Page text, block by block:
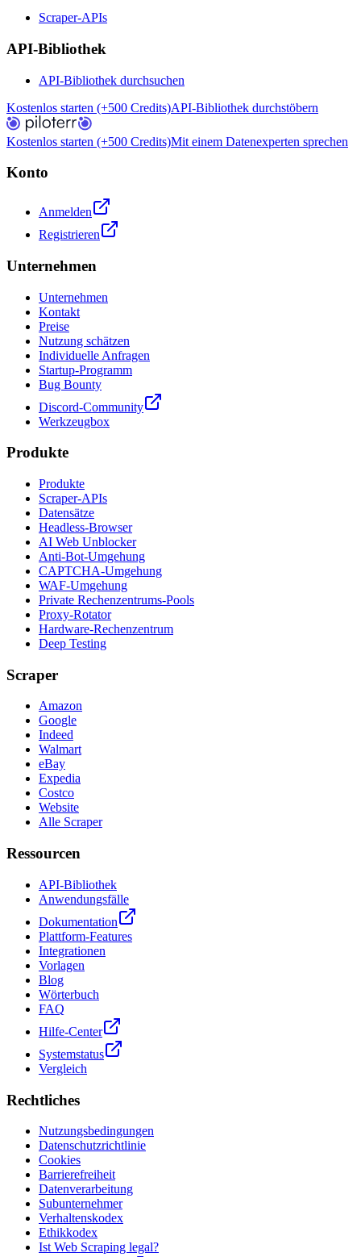
Scraper-APIs
API-Bibliothek
API-Bibliothek durchsuchen
Kostenlos starten (+500 Credits)API-Bibliothek durchstöbern
Kostenlos starten (+500 Credits)Mit einem Datenexperten sprechen
Konto
Anmelden
Registrieren
Unternehmen
Unternehmen
Kontakt
Preise
Nutzung schätzen
Individuelle Anfragen
Startup-Programm
Bug Bounty
Discord-Community
Werkzeugbox
Produkte
Produkte
Scraper-APIs
Datensätze
Headless-Browser
AI Web Unblocker
Anti-Bot-Umgehung
CAPTCHA-Umgehung
WAF-Umgehung
Private Rechenzentrums-Pools
Proxy-Rotator
Hardware-Rechenzentrum
Deep Testing
Scraper
Amazon
Google
Indeed
Walmart
eBay
Expedia
Costco
Website
Alle Scraper
Ressourcen
API-Bibliothek
Anwendungsfälle
Dokumentation
Plattform-Features
Integrationen
Vorlagen
Blog
Wörterbuch
FAQ
Hilfe-Center
Systemstatus
Vergleich
Rechtliches
Nutzungsbedingungen
Datenschutzrichtlinie
Cookies
Barrierefreiheit
Datenverarbeitung
Subunternehmer
Verhaltenskodex
Ethikkodex
Ist Web Scraping legal?